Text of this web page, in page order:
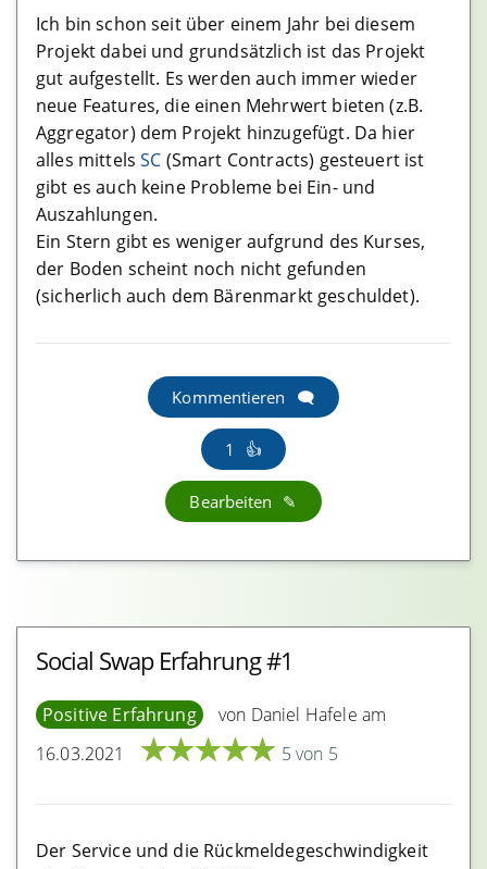
Wallets
Blockchain.com Erfahrungen
Bitpanda Erfahrungen
Ledger Nano S Erfahrungen
Nuri (ehem Bitwala) Erfahrungen
Crypto.com Erfahrungen
Coinbase Erfahrungen
Bison App Erfahrungen
Exodus Wallet Erfahrungen
Myetherwallet Erfahrungen
Trezor Model T Erfahrungen
BRD Wallet Erfahrungen
Swipe Erfahrungen
Metamask Erfahrungen
Binance Erfahrungen
Bitcoin.de Erfahrungen
Bitfinex Erfahrungen
Ich bin schon seit über einem Jahr bei diesem
Projekt dabei und grundsätzlich ist das Projekt
gut aufgestellt. Es werden auch immer wieder
neue Features, die einen Mehrwert bieten (z.B.
Aggregator) dem Projekt hinzugefügt. Da hier
alles mittelsSC (Smart Contracts) gesteuert ist
gibt es auch keine Probleme bei Ein- und
Auszahlungen.
Ein Stern gibt es weniger aufgrund des Kurses,
der Boden scheint noch nicht gefunden
(sicherlich auch dem Bärenmarkt geschuldet).
Kommentieren
1
Bearbeiten
Social Swap Erfahrung #1
Positive Erfahrung
von Daniel Hafele am
16.03.2021
★★★★★ 5 von 5
Der Service und die Rückmeldegeschwindigkeit